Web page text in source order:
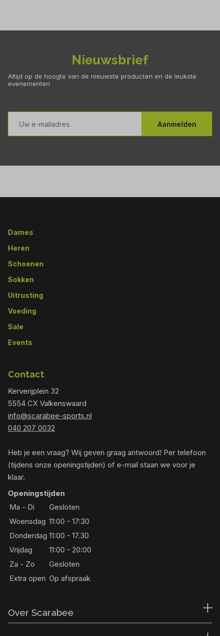
Nieuwsbrief
Altijd op de hoogte van de nieuwste producten en de leukste
evenementen
mailadres
Aanmelden
Footer
Dames
Heren
Schoenen
Sokken
Uitrusting
Voeding
Sale
Events
Contact
Kerverijplein 32
5554 CX Valkenswaard
info@scarabee-sports.nl
040 207 0032
Heb je een vraag? Wij geven graag antwoord! Per telefoon
(tijdens onze openingstijden) of e-mail staan we voor je
klaar.
Openingstijden
Ma - Di
Gesloten
Woensdag 11:00 - 17:30
Donderdag 11:00 - 17.30
Vrijdag
11:00 - 20:00
Za - Zo
Gesloten
Extra open Op afspraak
Over Scarabee